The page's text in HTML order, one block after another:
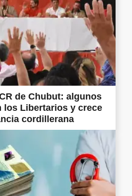
de Chubut: algunos
los Libertarios y crece
cordillerana